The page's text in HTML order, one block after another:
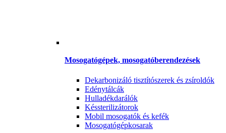
Mosogatógépek, mosogatóberendezések
Dekarbonizáló tisztítószerek és zsíroldók
Edénytálcák
Hulladékdarálók
Késsterilizátorok
Mobil mosogatók és kefék
Mosogatógépkosarak